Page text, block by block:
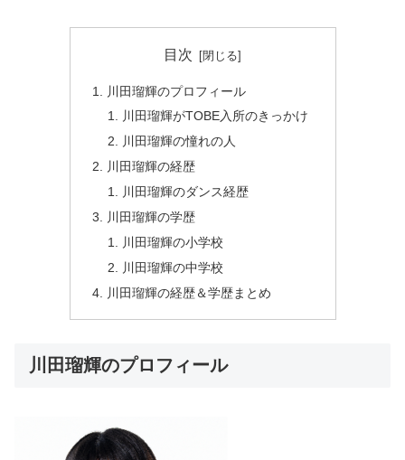
目次
川田瑠輝のプロフィール
川田瑠輝がTOBE入所のきっかけ
川田瑠輝の憧れの人
川田瑠輝の経歴
川田瑠輝のダンス経歴
川田瑠輝の学歴
川田瑠輝の小学校
川田瑠輝の中学校
川田瑠輝の経歴＆学歴まとめ
川田瑠輝のプロフィール